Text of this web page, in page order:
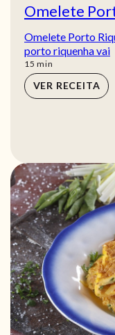
Omelete
Omelete Porto
porto riquenha vai
15 min
min
VER RECEITA